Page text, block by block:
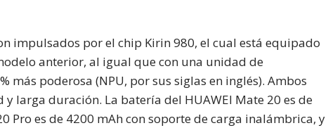
impulsados por el chip Kirin 980, el cual está equipado
anterior, al igual que con una unidad de
más poderosa (NPU, por sus siglas en inglés). Ambos
larga duración. La batería del HUAWEI Mate 20 es de
Pro es de 4200 mAh con soporte de carga inalámbrica, y